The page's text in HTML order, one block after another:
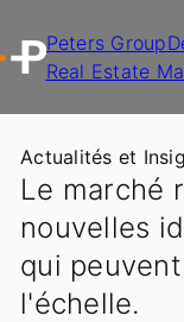
Peters Group
Real Estate
Actualités et
Le marché
nouvelles
qui
l'échelle.